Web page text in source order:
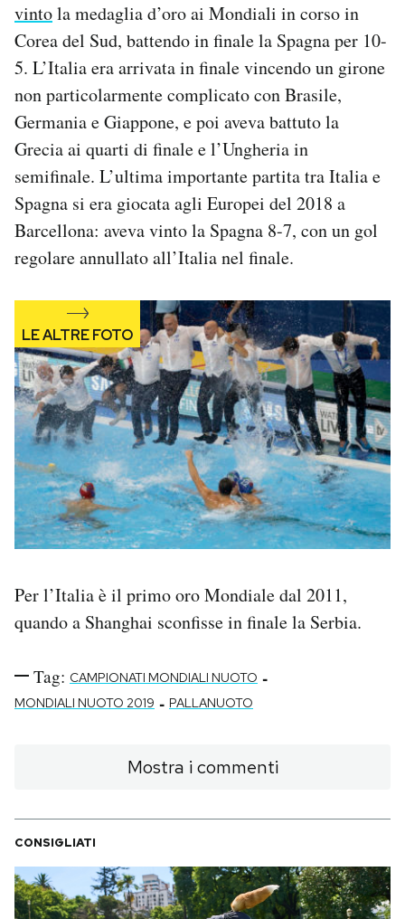
AREA PERSONALE
Area Personale
Newsletter
Notifiche mobile
Regala il Post
Hai bisogno di aiuto?
vintola medaglia d’oro ai Mondiali in corso in
Corea del Sud, battendo in finale la Spagna per 10-
5. L’Italia era arrivata in finale vincendo un girone
non particolarmente complicato con Brasile,
Germania e Giappone, e poi aveva battuto la
Grecia ai quarti di finale e l’Ungheria in
semifinale. L’ultima importante partita tra Italia e
Spagna si era giocata agli Europei del 2018 a
Barcellona: aveva vinto la Spagna 8-7, con un gol
regolare annullato all’Italia nel finale.
Per l’Italia è il primo oro Mondiale dal 2011,
quando a Shanghai sconfisse in finale la Serbia.
Tag: CAMPIONATI MONDIALI NUOTO -
MONDIALI NUOTO 2019 - PALLANUOTO
Mostra i commenti
CONSIGLIATI